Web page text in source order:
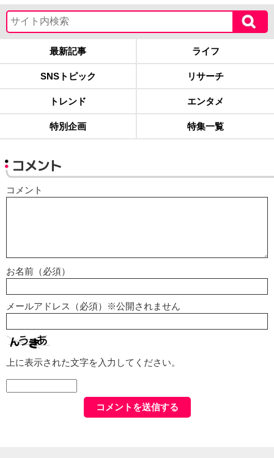
最新記事 ライフ
SNSトピック リサーチ
トレンド エンタメ
特別企画 特集一覧
コメント
コメント
お名前（必須）
メールアドレス（必須）※公開されません
上に表示された文字を入力してください。